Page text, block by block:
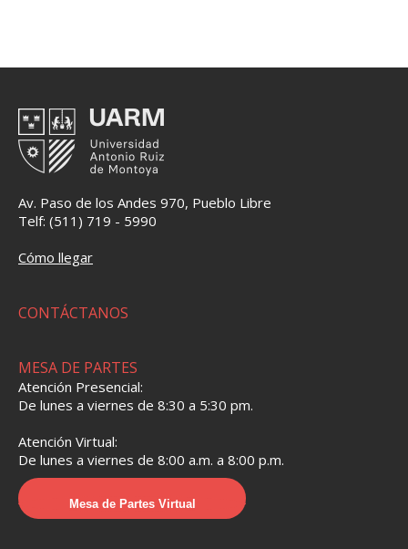
Av. Paso de los Andes 970, Pueblo Libre
Telf: (511) 719 - 5990
Cómo llegar
CONTÁCTANOS
MESA DE PARTES
Atención Presencial:
De lunes a viernes de 8:30 a 5:30 pm.
Atención Virtual:
De lunes a viernes de 8:00 a.m. a 8:00 p.m.
Mesa de Partes Virtual